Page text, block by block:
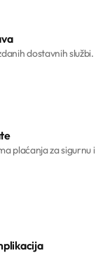
dostavnih službi.
plaćanja za sigurnu i